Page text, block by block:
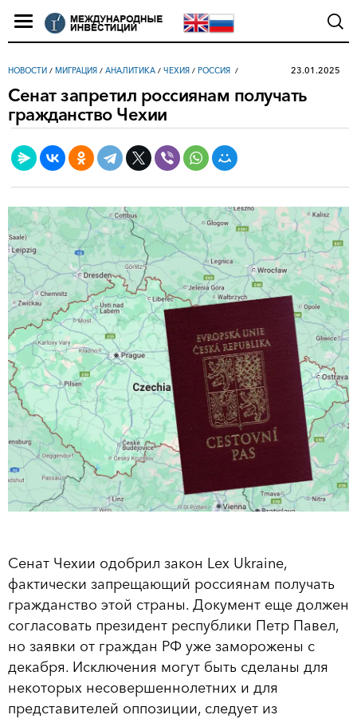
НОВОСТИ / МИГРАЦИЯ / АНАЛИТИКА / ЧЕХИЯ / РОССИЯ 23.01.2025
Сенат запретил россиянам получать
гражданство Чехии
Сенат Чехии одобрил закон Lex Ukraine,
фактически запрещающий россиянам получать
гражданство этой страны. Документ еще должен
согласовать президент республики Петр Павел,
но заявки от граждан РФ уже заморожены с
декабря. Исключения могут быть сделаны для
некоторых несовершеннолетних и для
представителей оппозиции, следует из